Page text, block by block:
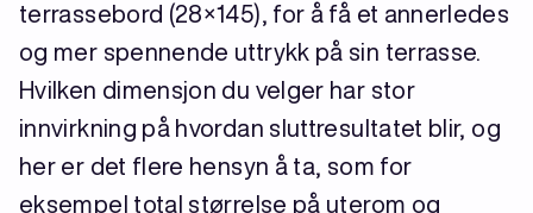
terrassebord (28×145), for å få et annerledes
og mer spennende uttrykk på sin terrasse.
Hvilken dimensjon du velger har stor
innvirkning på hvordan sluttresultatet blir, og
her er det flere hensyn å ta, som for
eksempel total størrelse på uterom og